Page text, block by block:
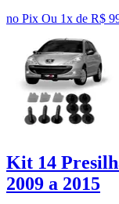
no Pix Ou 1x de R$
Kit 14
2009 a 2015